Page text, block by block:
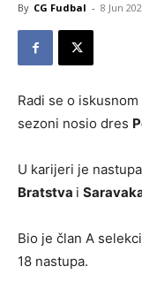
By CG Fudbal - 8 Jun
Radi se o iskusnom
sezoni nosio dres
U karijeri je
Bratstva i
Bio je član A
18 nastupa.